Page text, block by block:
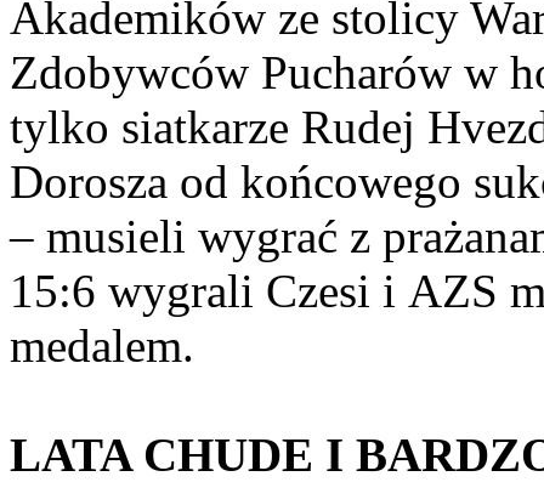
Akademików ze stolicy
Zdobywców Pucharów w
tylko siatkarze Rudej
Dorosza od końcowego
– musieli wygrać z
15:6 wygrali Czesi i AZS
medalem.
LATA CHUDE I